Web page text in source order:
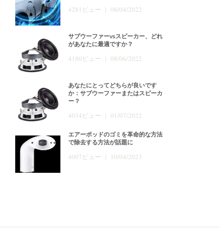
4281ビュー | 08/04/2022
サブウーファーvsスピーカー、どれ
があなたに最適ですか？
4180ビュー | 08/06/2022
あなたにとってどちらが良いです
か：サブウーファーまたはスピーカ
ー？
4034ビュー | 01/07/2022
エアーポッドのゴミを革命的な方法
で除去する方法が話題に
4007ビュー | 10/04/2023